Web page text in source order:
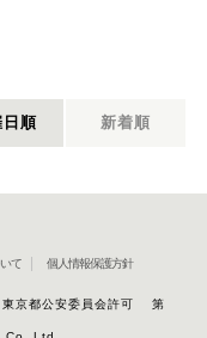
日順 新着順
て 個人情報保護方針
東京都公安委員会許可 第